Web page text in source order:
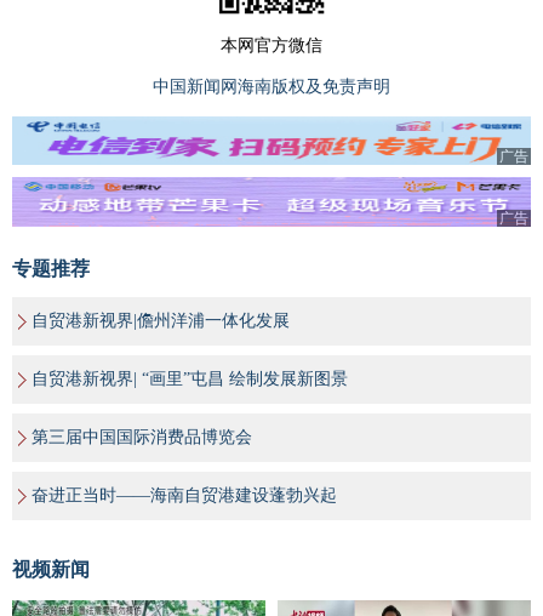
本网官方微信
中国新闻网海南版权及免责声明
广告
广告
专题推荐
自贸港新视界|儋州洋浦一体化发展
自贸港新视界| “画里”屯昌 绘制发展新图景
第三届中国国际消费品博览会
奋进正当时——海南自贸港建设蓬勃兴起
视频新闻